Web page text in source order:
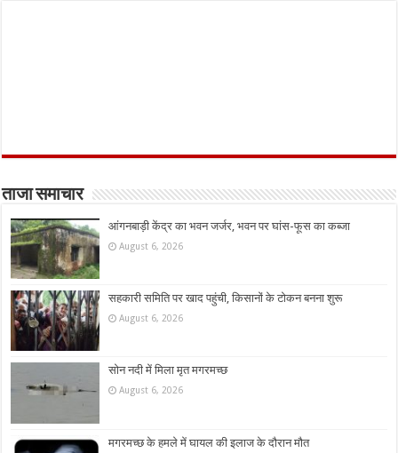
ताजा समाचार
आंगनबाड़ी केंद्र का भवन जर्जर, भवन पर घांस-फूस का कब्जा
August 6, 2026
सहकारी समिति पर खाद पहुंची, किसानों के टोकन बनना शुरू
August 6, 2026
सोन नदी में मिला मृत मगरमच्छ
August 6, 2026
मगरमच्छ के हमले में घायल की इलाज के दौरान मौत